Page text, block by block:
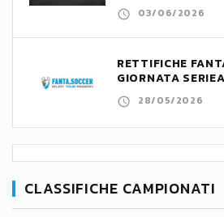
03/06/2026
RETTIFICHE
GIORNATA
28/05/2026
CLASSIFICHE CAMPIONATI